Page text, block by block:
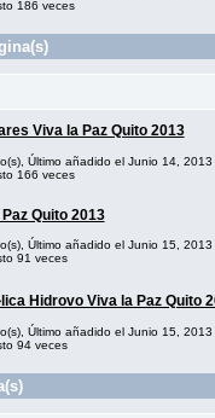
186 veces
Viva la Paz Quito 2013
Último añadido el Junio 14, 2013
166 veces
Quito 2013
Último añadido el Junio 15, 2013
91 veces
Hidrovo Viva la Paz Quito
Último añadido el Junio 15, 2013
94 veces